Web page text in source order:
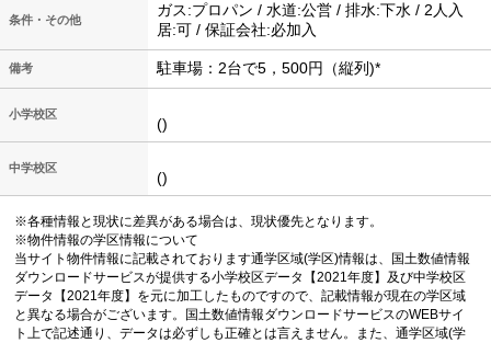
条件・その他
ガス:プロパン / 水道:公営 / 排水:下水 / 2人入
居:可 / 保証会社:必加入
備考 駐車場：2台で5，500円（縦列)*
小学校区
()
中学校区
()
※各種情報と現状に差異がある場合は、現状優先となります。
※物件情報の学区情報について
当サイト物件情報に記載されております通学区域(学区)情報は、国土数値情報
ダウンロードサービスが提供する小学校区データ【2021年度】及び中学校区
データ【2021年度】を元に加工したものですので、記載情報が現在の学区域
と異なる場合がございます。国土数値情報ダウンロードサービスのWEBサイ
ト上で記述通り、データは必ずしも正確とは言えません。また、通学区域(学